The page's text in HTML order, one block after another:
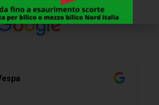
a 31 recensioni